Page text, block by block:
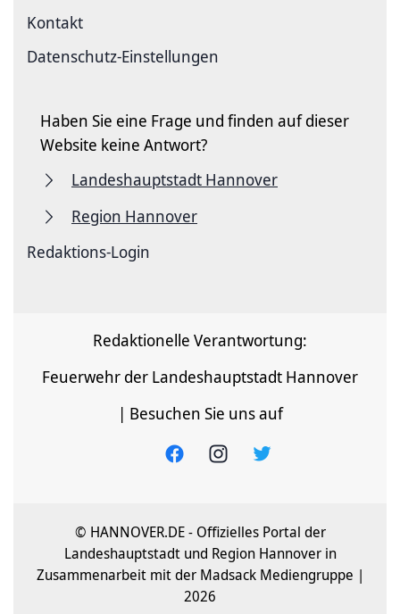
Kontakt
Datenschutz-Einstellungen
Haben Sie eine Frage und finden auf dieser
Website keine Antwort?
Landeshauptstadt Hannover
Region Hannover
Redaktions-Login
Redaktionelle Verantwortung:
Feuerwehr der Landeshauptstadt Hannover
| Besuchen Sie uns auf
© HANNOVER.DE - Offizielles Portal der
Landeshauptstadt und Region Hannover in
Zusammenarbeit mit der Madsack Mediengruppe |
2026